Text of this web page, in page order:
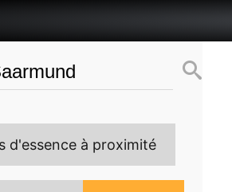
d'essence à proximité